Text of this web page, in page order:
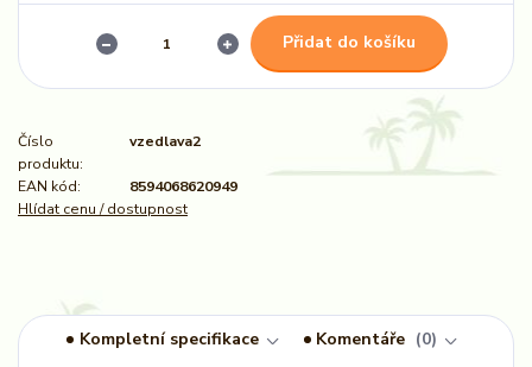
Přidat do košíku
Číslo
produktu:
vzedlava2
EAN kód:
8594068620949
Hlídat cenu / dostupnost
Kompletní specifikace Komentáře
0